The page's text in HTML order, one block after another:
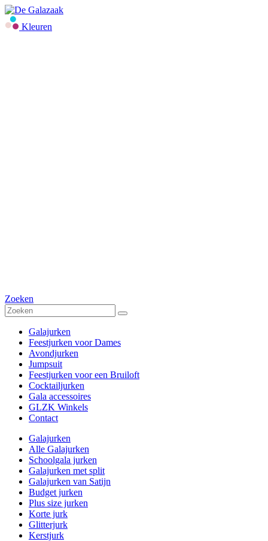
Kleuren
Zoeken
Galajurken
Feestjurken voor Dames
Avondjurken
Jumpsuit
Feestjurken voor een Bruiloft
Cocktailjurken
Gala accessoires
GLZK Winkels
Contact
Galajurken
Alle Galajurken
Schoolgala jurken
Galajurken met split
Galajurken van Satijn
Budget jurken
Plus size jurken
Korte jurk
Glitterjurk
Kerstjurk